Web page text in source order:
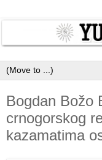
Bogdan Božo
crnogorskog
kazamatima